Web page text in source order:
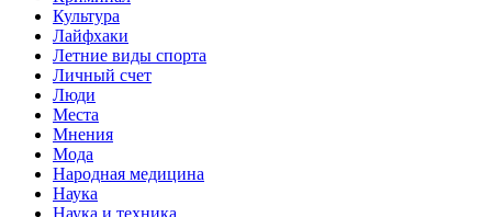
Культура
Лайфхаки
Летние виды спорта
Личный счет
Люди
Места
Мнения
Мода
Народная медицина
Наука
Наука и техника